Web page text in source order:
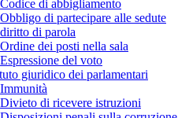
Codice di abbigliamento
Obbligo di partecipare alle sedute
diritto di parola
Ordine dei posti nella sala
Espressione del voto
giuridico dei parlamentari
Immunità
Divieto di ricevere istruzioni